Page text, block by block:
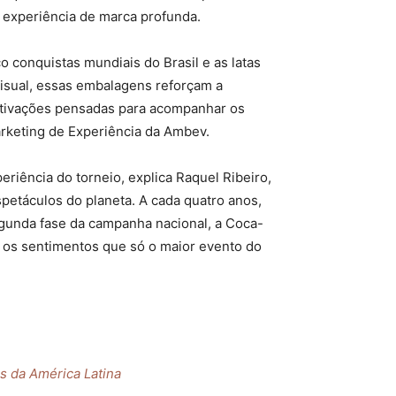
de marca profunda.
conquistas mundiais do Brasil e as latas
essas embalagens reforçam a
pensadas para acompanhar os
de Experiência da Ambev.
do torneio, explica Raquel Ribeiro,
do planeta. A cada quatro anos,
fase da campanha nacional, a Coca-
sentimentos que só o maior evento do
da América Latina